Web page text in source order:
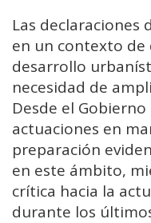
Las declaraciones
en un contexto
desarrollo
necesidad de
Desde el
actuaciones en
preparación
en este ámbito,
crítica hacia la
durante los